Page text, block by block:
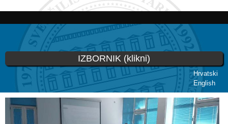
Skoči
glavni
sadržaj
Hrvatski
English
IZBORNIK (klikni)
Vi ste ovdje